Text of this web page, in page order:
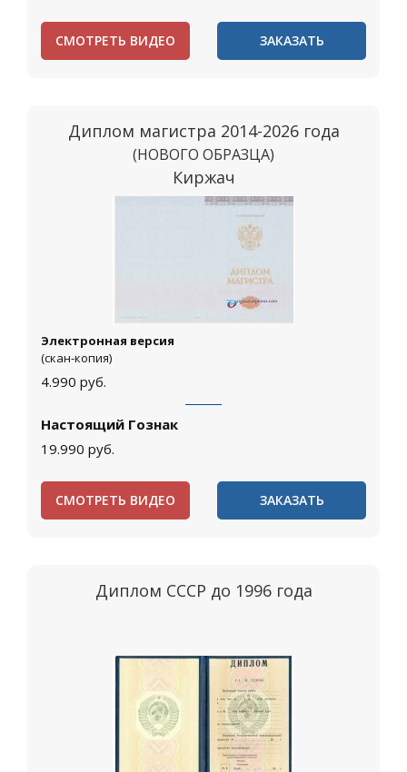
СМОТРЕТЬ ВИДЕО ЗАКАЗАТЬ
Диплом магистра 2014-2026 года
(НОВОГО ОБРАЗЦА)
Киржач
Электронная версия
(скан-копия)
4.990 руб.
Настоящий Гознак
19.990 руб.
СМОТРЕТЬ ВИДЕО ЗАКАЗАТЬ
Диплом СССР до 1996 года